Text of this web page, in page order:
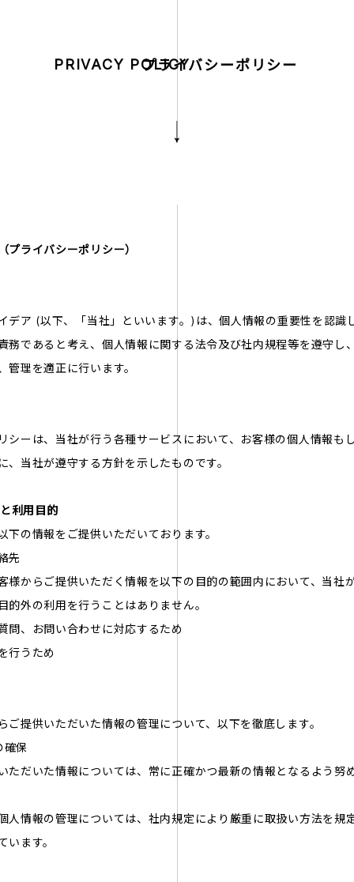
プライバシーポリシー
PRIVACY POLICY
プライバシーポリシー）
デア (以下、「当社」といいます。)は、個人情報の重要性を認識
務であると考え、個人情報に関する法令及び社内規程等を遵守し
管理を適正に行います。
シーは、当社が行う各種サービスにおいて、お客様の個人情報も
、当社が遵守する方針を示したものです。
利用目的
下の情報をご提供いただいております。
先
様からご提供いただく情報を以下の目的の範囲内において、当社
的外の利用を行うことはありません。
問、お問い合わせに対応するため
行うため
ご提供いただいた情報の管理について、以下を徹底します。
確保
ただいた情報については、常に正確かつ最新の情報となるよう努
人情報の管理については、社内規定により厳重に取扱い方法を規
います。